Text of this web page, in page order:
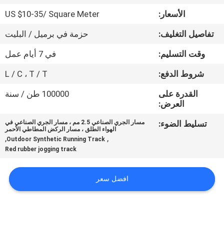
المعمل
مراقبة
الجودة
اتصل
خريطة
الأسعار:
US $10-35/ Square Meter
تفاصيل التغليف:
حزمة في برميل / البليت
وقت التسليم:
في 7 أيام عمل
شروط الدفع:
L / C ، T / T
القدرة على
العرض:
100000 طن / سنة
تسليط الضوء:
مسار الجري الصناعي 2.5 مم ، مسار الجري الصناعي في
الهواء الطلق ، مسار الركض المطاطي الأحمر
,
Outdoor Synthetic Running Track
,
Red rubber jogging track
افضل سعر